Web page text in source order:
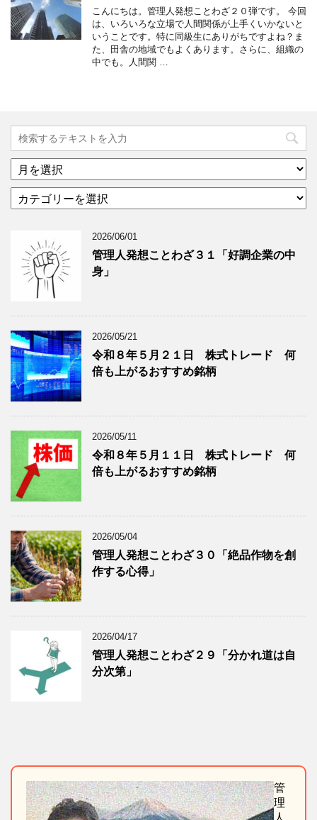
こんにちは。管理人発想ことわざ２０弾です。 今回
は、いろいろな立場で人間関係が上手くいかないと
いうことです。特に同級生にありがちですよね？ま
た、田舎の地域でもよくあります。さらに、組織の
中でも。人間関 …
ア
ー
イ
グ
記
事
を
表
示
テ
ー
グ
記
事
を
表
示
2026/06/01
管理人発想ことわざ３１「好調企業の中
身」
2026/05/21
令和８年５月２１日 株式トレード 何
倍も上がるおすすめ銘柄
2026/05/11
令和８年５月１１日 株式トレード 何
倍も上がるおすすめ銘柄
2026/05/04
管理人発想ことわざ３０「絶品作物を創
作する心得」
2026/04/17
管理人発想ことわざ２９「分かれ道は自
分次第」
管
理
人